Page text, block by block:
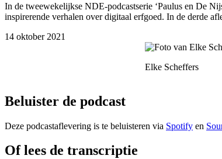
In de tweewekelijkse NDE-podcastserie ‘Paulus en De
inspirerende verhalen over digitaal erfgoed. In de derde
14 oktober 2021
Elke Scheffers
Beluister de podcast
Deze podcastaflevering is te beluisteren via Spotify en
Of lees de transcriptie